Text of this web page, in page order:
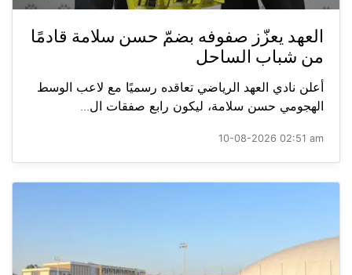
العهد يعزّز صفوفه بضمّ حسن سلامة قادمًا
من شباب الساحل
أعلن نادي العهد الرياضي تعاقده رسميًا مع لاعب الوسط
الهجومي حسن سلامة، ليكون رابع صفقات ال...
10-08-2026 02:51 am